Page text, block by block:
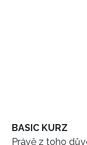
BASIC KURZ
Právě z toho